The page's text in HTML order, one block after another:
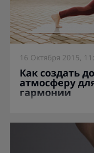
16 Октября 2015,
Как создать
атмосферу
гармонии